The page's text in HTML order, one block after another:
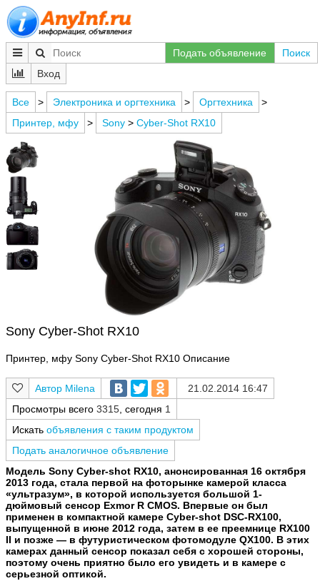
Подать объявление
Поиск
Вход
Все > Электроника и оргтехника > Оргтехника
>
Принтер, мфу
> Sony > Cyber-Shot RX10
Sony Cyber-Shot RX10
Принтер, мфу Sony Cyber-Shot RX10 Описание
Milena
21.02.2014 16:47
Просмотры всего 3315 , сегодня 1
Искать объявления с таким продуктом
Подать аналогичное объявление
Модель Sony Cyber-shot RX10, анонсированная 16 октября
2013 года, стала первой на фоторынке камерой класса
«ультразум», в которой используется большой 1-
дюймовый сенсор Exmor R CMOS. Впервые он был
применен в компактной камере Cyber-shot DSC-RX100,
выпущенной в июне 2012 года, затем в ее преемнице RX100
II и позже — в футуристическом фотомодуле QX100. В этих
камерах данный сенсор показал себя с хорошей стороны,
поэтому очень приятно было его увидеть и в камере с
серьезной оптикой.